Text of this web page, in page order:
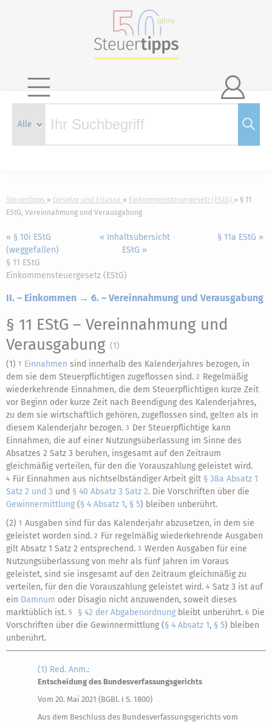

Steuertipps Gesetze und Erlasse Einkommensteuergesetz (EStG)
§ 11
EStG, Vereinnahmung und Verausgabung
« § 10i EStG
(weggefallen)
« Inhaltsübersicht
EStG »
§ 11a EStG »
§ 11 EStG
Einkommensteuergesetz (EStG)
II. – Einkommen → 6. – Vereinnahmung und Verausgabung
§ 11 EStG – Vereinnahmung und
Verausgabung (1)
(1) 1 Einnahmen sind innerhalb des Kalenderjahres bezogen, in
dem sie dem Steuerpflichtigen zugeflossen sind. 2 Regelmäßig
wiederkehrende Einnahmen, die dem Steuerpflichtigen kurze Zeit
vor Beginn oder kurze Zeit nach Beendigung des Kalenderjahres,
zu dem sie wirtschaftlich gehören, zugeflossen sind, gelten als in
diesem Kalenderjahr bezogen. 3 Der Steuerpflichtige kann
Einnahmen, die auf einer Nutzungsüberlassung im Sinne des
Absatzes 2 Satz 3 beruhen, insgesamt auf den Zeitraum
gleichmäßig verteilen, für den die Vorauszahlung geleistet wird.
4 Für Einnahmen aus nichtselbständiger Arbeit gilt § 38a Absatz 1
Satz 2 und 3 und § 40 Absatz 3 Satz 2. Die Vorschriften über die
Gewinnermittlung (§ 4 Absatz 1, § 5) bleiben unberührt.
(2) 1 Ausgaben sind für das Kalenderjahr abzusetzen, in dem sie
geleistet worden sind. 2 Für regelmäßig wiederkehrende Ausgaben
gilt Absatz 1 Satz 2 entsprechend. 3 Werden Ausgaben für eine
Nutzungsüberlassung von mehr als fünf Jahren im Voraus
geleistet, sind sie insgesamt auf den Zeitraum gleichmäßig zu
verteilen, für den die Vorauszahlung geleistet wird. 4 Satz 3 ist auf
ein Damnum oder Disagio nicht anzuwenden, soweit dieses
marktüblich ist. 5 § 42 der Abgabenordnung bleibt unberührt. 6 Die
Vorschriften über die Gewinnermittlung (§ 4 Absatz 1, § 5) bleiben
unberührt.
(1) Red. Anm.:
Entscheidung des Bundesverfassungsgerichts
Vom 20. Mai 2021 (BGBl. I S. 1800)
Aus dem Beschluss des Bundesverfassungsgerichts vom